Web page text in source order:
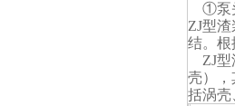
①泵
ZJ型
结。根
ZJ型
壳），
括涡壳